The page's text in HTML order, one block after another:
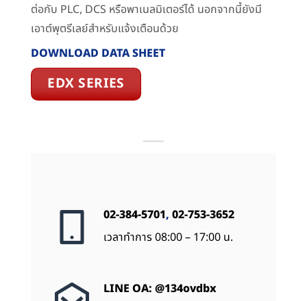
ต่อกับ PLC, DCS หรือพาเนลมิเตอร์ได้ นอกจากนี้ยังมี
เอาต์พุตรีเลย์สำหรับแจ้งเตือนด้วย
DOWNLOAD DATA SHEET
EDX SERIES
02-384-5701, 02-753-3652
เวลาทำการ 08:00 – 17:00 น.
LINE OA: @134ovdbx